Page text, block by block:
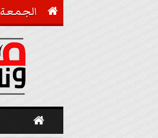
 الجمعة 7 أغسطس 2026
